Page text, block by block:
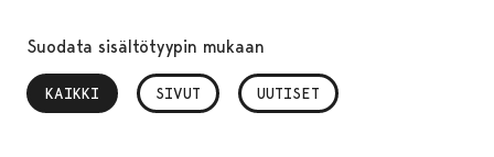
Suodata sisältötyypin mukaan
KAIKKI
, VALITTU SIVUT UUTISET